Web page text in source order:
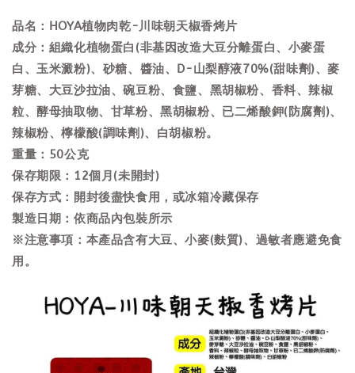
品名：HOYA植物肉乾-川味朝天椒香烤片
成分：組織化植物蛋白(非基因改造大豆分離蛋白、小麥蛋
白、玉米澱粉)、砂糖、醬油、D-山梨醇液70%(甜味劑)、麥
芽糖、大豆沙拉油、碗豆粉、食鹽、黑胡椒粉、香料、辣椒
粒、酵母抽取物、甘草粉、黑胡椒粉、已二烯酸鉀(防腐劑)、
辣椒粉、檸檬酸(調味劑)、白胡椒粉。
重量：50公克
保存期限：12個月(未開封)
保存方式：開封後盡快食用，或冰箱冷藏保存
製造日期：依商品內包裝所示
※注意事項：本產品含有大豆、小麥(麩質)、過敏者應避免食
用。